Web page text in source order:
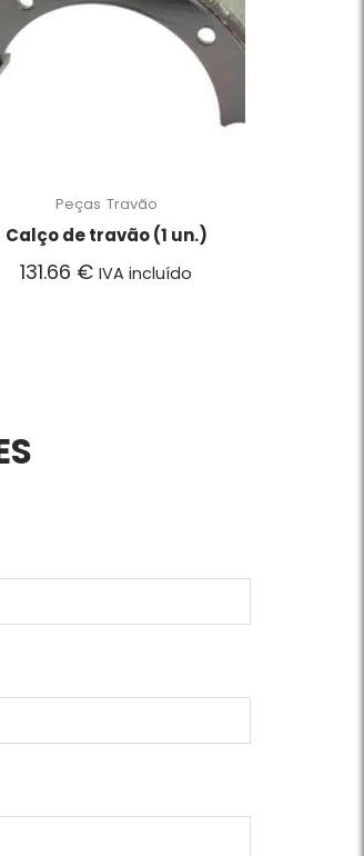
Peças Travão
Calço de travão (1 un.)
131.66 € IVA incluído